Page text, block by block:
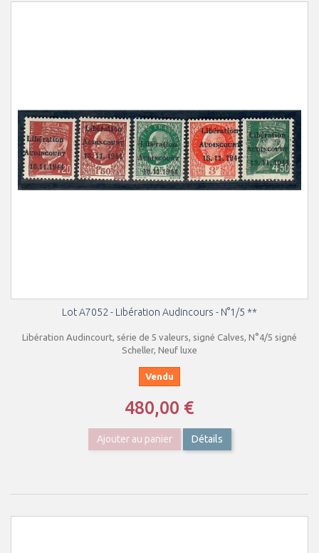
Lot A7052 - Libération Audincours - N°1/5 **
Libération Audincourt, série de 5 valeurs, signé Calves, N°4/5 signé
Scheller, Neuf luxe
Vendu
480,00 €
Ajouter au panier Détails